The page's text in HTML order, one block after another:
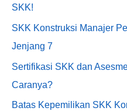
SKK!
SKK Konstruksi Manajer
Jenjang 7
Sertifikasi SKK dan
Caranya?
Batas Kepemilikan SKK